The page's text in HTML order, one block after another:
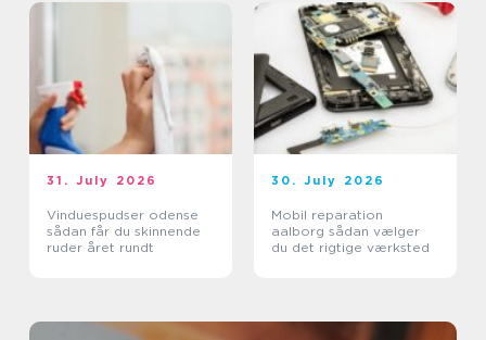
31. July 2026
Vinduespudser odense
sådan får du skinnende
ruder året rundt
30. July 2026
Mobil reparation
aalborg sådan vælger
du det rigtige værksted